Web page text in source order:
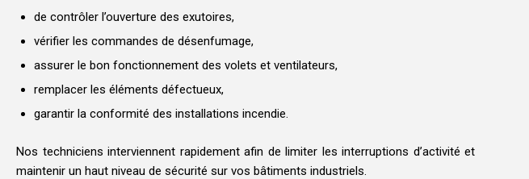
de contrôler l’ouverture des exutoires,
vérifier les commandes de désenfumage,
assurer le bon fonctionnement des volets et ventilateurs,
remplacer les éléments défectueux,
garantir la conformité des installations incendie.
Nos techniciens interviennent rapidement afin de limiter les interruptions d’activité et
maintenir un haut niveau de sécurité sur vos bâtiments industriels.